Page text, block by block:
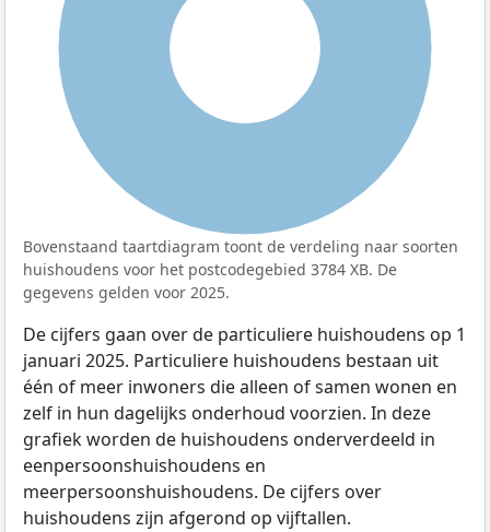
Bovenstaand taartdiagram toont de verdeling naar soorten
huishoudens voor het postcodegebied 3784 XB. De
gegevens gelden voor 2025.
De cijfers gaan over de particuliere huishoudens op 1
januari 2025. Particuliere huishoudens bestaan uit
één of meer inwoners die alleen of samen wonen en
zelf in hun dagelijks onderhoud voorzien. In deze
grafiek worden de huishoudens onderverdeeld in
eenpersoonshuishoudens en
meerpersoonshuishoudens. De cijfers over
huishoudens zijn afgerond op vijftallen.